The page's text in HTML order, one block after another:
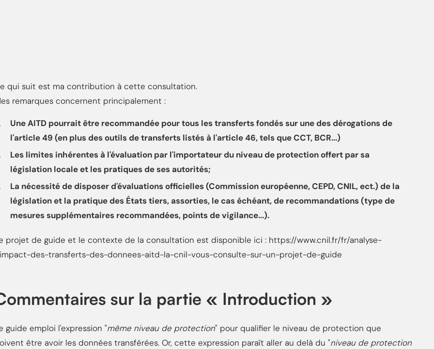
qui suit est ma contribution à cette consultation.
remarques concernent principalement :
Une AITD pourrait être recommandée pour tous les transferts fondés sur une des dérogations de
l'article 49 (en plus des outils de transferts listés à l'article 46, tels que CCT, BCR...)
Les limites inhérentes à l'évaluation par l'importateur du niveau de protection offert par sa
législation locale et les pratiques de ses autorités;
La nécessité de disposer d'évaluations officielles (Commission européenne, CEPD, CNIL, ect.) de la
législation et la pratique des États tiers, assorties, le cas échéant, de recommandations (type de
mesures supplémentaires recommandées, points de vigilance...).
projet de guide et le contexte de la consultation est disponible ici : https://www.cnil.fr/fr/analyse-
des-transferts-des-donnees-aitd-la-cnil-vous-consulte-sur-un-projet-de-guide
sur la partie « Introduction »
guide emploi l'expression "même niveau de protection" pour qualifier le niveau de protection que
être avoir les données transférées. Or, cette expression paraît aller au delà du "niveau de protection